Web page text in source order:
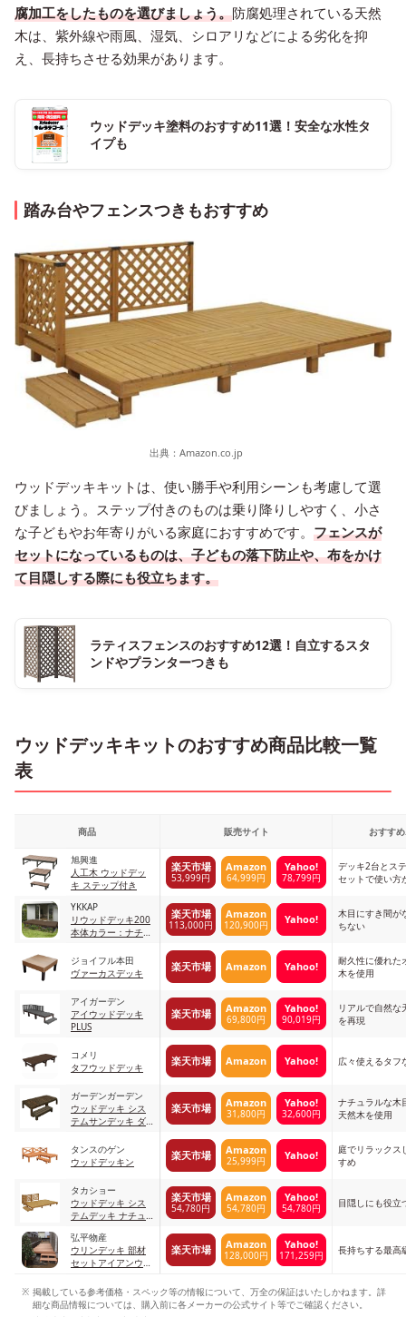
腐加工をしたものを選びましょう。防腐処理されている天然
木は、紫外線や雨風、湿気、シロアリなどによる劣化を抑
え、長持ちさせる効果があります。
ウッドデッキ塗料のおすすめ11選！安全な水性タ
イプも
踏み台やフェンスつきもおすすめ
出典： Amazon.co.jp
ウッドデッキキットは、使い勝手や利用シーンも考慮して選
びましょう。ステップ付きのものは乗り降りしやすく、小さ
な子どもやお年寄りがいる家庭におすすめです。 フェンスが
セットになっているものは、子どもの落下防止や、布をかけ
て目隠しする際にも役立ちます。
ラティスフェンスのおすすめ12選！自立するスタ
ンドやプランターつきも
ウッドデッキキットのおすすめ商品比較一覧
表
商品 販売サイト おすす
旭興進
人工木 ウッドデッ
キ ステップ付き
楽天市場
53,999円
Amazon
64,999円
Yahoo!
78,799円
デッキ2台とス
セットで使い方
YKKAP
リウッドデッキ200
本体カラー：ナチュ
楽天市場
113,000円
Amazon
120,900円 Yahoo!
木目にすき間が
ちない
ジョイフル本田
ヴァーカスデッキ
楽天市場 Amazon Yahoo!
耐久性に優れた
木を使用
アイガーデン
アイウッドデッキ
PLUS
楽天市場 Amazon
69,800円
Yahoo!
90,019円
リアルで自然な
を再現
コメリ
タフウッドデッキ
楽天市場 Amazon Yahoo! 広々使えるタフ
ガーデンガーデン
ウッドデッキ シス
テムサンデッキ ダ
楽天市場 Amazon
31,800円
Yahoo!
32,600円
ナチュラルな木
天然木を使用
タンスのゲン
ウッドデッキン
楽天市場 Amazon
25,999円 Yahoo!
庭でリラックス
すめ
タカショー
ウッドデッキ シス
テムデッキ ナチュ
楽天市場
54,780円
Amazon
54,780円
Yahoo!
54,780円 目隠しにも役立
弘平物産
ウリンデッキ 部材
セットアイアンウッ
楽天市場 Amazon
128,000円
Yahoo!
171,259円 長持ちする最高
掲載している参考価格・スペック等の情報について、万全の保証はいたしかねます。詳
細な商品情報については、購入前に各メーカーの公式サイト等でご確認ください。